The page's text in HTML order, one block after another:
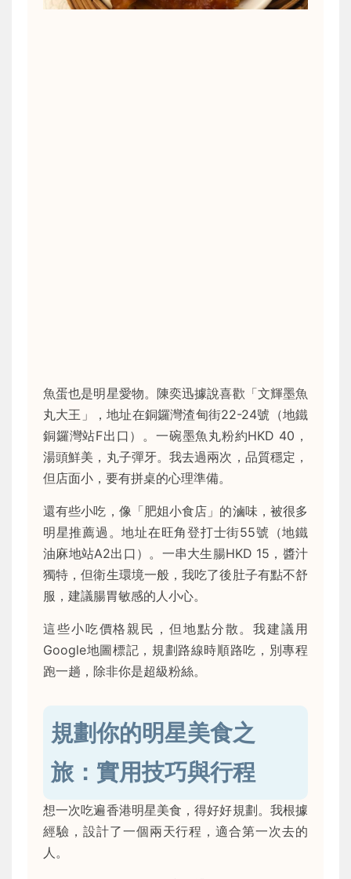
魚蛋也是明星愛物。陳奕迅據說喜歡「文輝墨魚
丸大王」，地址在銅鑼灣渣甸街22-24號（地鐵
銅鑼灣站F出口）。一碗墨魚丸粉約HKD 40，
湯頭鮮美，丸子彈牙。我去過兩次，品質穩定，
但店面小，要有拼桌的心理準備。
還有些小吃，像「肥姐小食店」的滷味，被很多
明星推薦過。地址在旺角登打士街55號（地鐵
油麻地站A2出口）。一串大生腸HKD 15，醬汁
獨特，但衛生環境一般，我吃了後肚子有點不舒
服，建議腸胃敏感的人小心。
這些小吃價格親民，但地點分散。我建議用
Google地圖標記，規劃路線時順路吃，別專程
跑一趟，除非你是超級粉絲。
規劃你的明星美食之
旅：實用技巧與行程
想一次吃遍香港明星美食，得好好規劃。我根據
經驗，設計了一個兩天行程，適合第一次去的
人。